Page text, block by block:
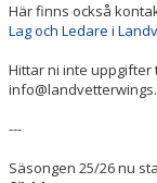
VÄRDEGRUND
BÖRJA SPELA
Här finns också
Lag och Ledare i
Hittar ni inte uppgifter
---
Säsongen 25/26 nu